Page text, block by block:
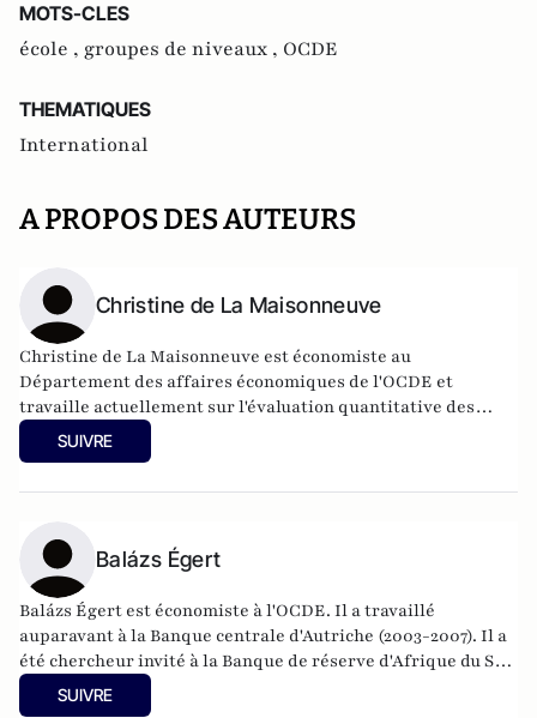
MOTS-CLES
école , groupes de niveaux , OCDE
THEMATIQUES
International
A PROPOS DES AUTEURS
Christine de La Maisonneuve
Christine de La Maisonneuve est économiste au
Département des affaires économiques de l'OCDE et
travaille actuellement sur l'évaluation quantitative des
réformes structurelles au sein de la Division de l'analyse
macroéconomique. Elle a beaucoup travaillé sur le capital
enquêtes économiques sur les membres de l'OCDE et les
économies émergentes.
SUIVRE
Balázs Égert
Balázs Égert est économiste à l'OCDE. Il a travaillé
auparavant à la Banque centrale d'Autriche (2003-2007). Il a
été chercheur invité à la Banque de réserve d'Afrique du Sud
(2007), à Bruegel (2006), au CESifo (2006), à la Banque
nationale tchèque (2006), à la Banque centrale de Hongrie
SUIVRE